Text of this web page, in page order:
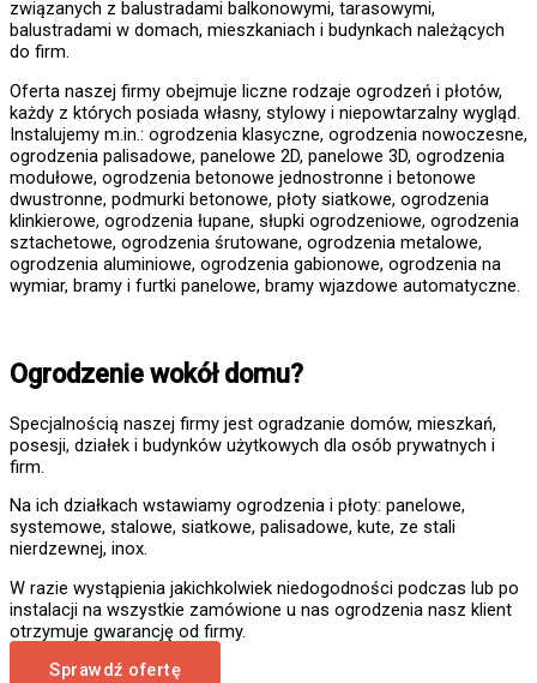
związanych z balustradami balkonowymi, tarasowymi,
balustradami w domach, mieszkaniach i budynkach należących
do firm.
Oferta naszej firmy obejmuje liczne rodzaje ogrodzeń i płotów,
każdy z których posiada własny, stylowy i niepowtarzalny wygląd.
Instalujemy m.in.: ogrodzenia klasyczne, ogrodzenia nowoczesne,
ogrodzenia palisadowe, panelowe 2D, panelowe 3D, ogrodzenia
modułowe, ogrodzenia betonowe jednostronne i betonowe
dwustronne, podmurki betonowe, płoty siatkowe, ogrodzenia
klinkierowe, ogrodzenia łupane, słupki ogrodzeniowe, ogrodzenia
sztachetowe, ogrodzenia śrutowane, ogrodzenia metalowe,
ogrodzenia aluminiowe, ogrodzenia gabionowe, ogrodzenia na
wymiar, bramy i furtki panelowe, bramy wjazdowe automatyczne.
Ogrodzenie wokół domu?
Specjalnością naszej firmy jest ogradzanie domów, mieszkań,
posesji, działek i budynków użytkowych dla osób prywatnych i
firm.
Na ich działkach wstawiamy ogrodzenia i płoty: panelowe,
systemowe, stalowe, siatkowe, palisadowe, kute, ze stali
nierdzewnej, inox.
W razie wystąpienia jakichkolwiek niedogodności podczas lub po
instalacji na wszystkie zamówione u nas ogrodzenia nasz klient
otrzymuje gwarancję od firmy.
Sprawdź ofertę